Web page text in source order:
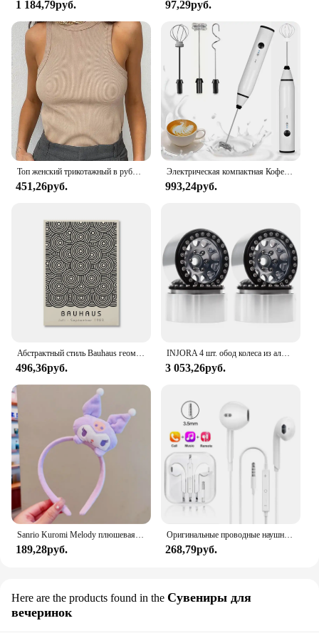
1 184,79руб. 97,29руб.
Топ женский трикотажный в рубчик, Базовая рубашка с воротником, белый черный повседневный спортивный жилет с открытыми плечами, Зеленая майка, на лето
451,26руб.
Электрическая компактная Кофеварка USB, ручной мини-блендер для кофе, капучино, крема, дома
993,24руб.
Абстрактный стиль Bauhaus геометрические настенные художественные плакаты принты винтажные черные бежевые линии холст картины для современного домашнего декора
496,36руб.
INJORA 4 шт. обод колеса из алюминиевого сплава с ЧПУ 1,9 для 1/10 RC гусеничного автомобиля Axial SCX10 90046 AXI03007 TRX4 VS4-10 Redcat Gen8
3 053,26руб.
Sanrio Kuromi Melody плюшевая кукла для мытья лица, милая коричная, милая, нескользящая, эластичная, аксессуары для волос
189,28руб.
Оригинальные проводные наушники для Xiaomi Mi 13 Ultra 12T Pro Type C, наушники для Redmi Poco Huawei Samsung, наушники-вкладыши, гарнитура для режима «свободные руки»
268,79руб.
Here are the products found in the Сувениры для
вечеринок